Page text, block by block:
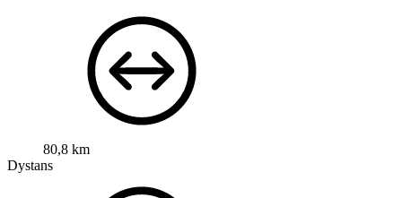
80,8 km
Dystans